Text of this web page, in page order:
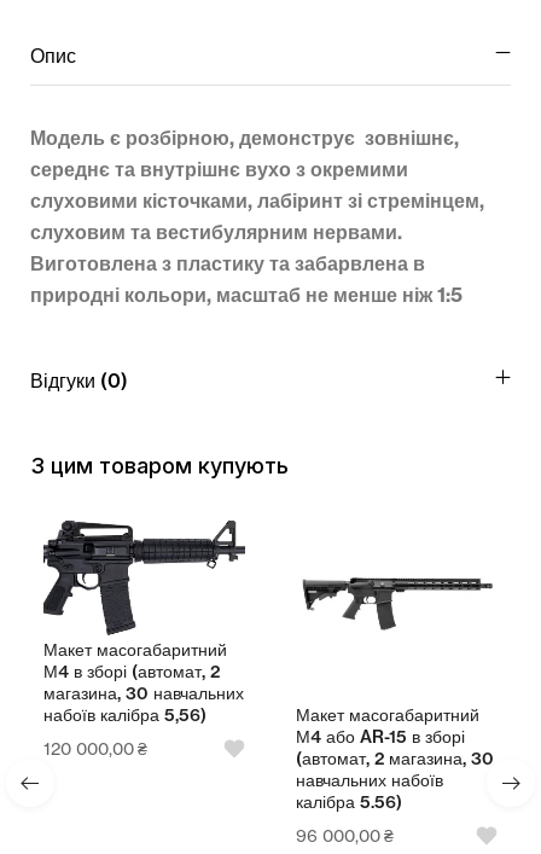
Підкатегорії відсутні.
Опис
Модель є розбірною, демонструє зовнішнє,
середнє та внутрішнє вухо з окремими
слуховими кісточками, лабіринт зі стремінцем,
слуховим та вестибулярним нервами.
Виготовлена з пластику та забарвлена в
природні кольори, масштаб не менше ніж 1:5
Відгуки (0)
З цим товаром купують
Макет масогабаритний
М4 в зборі (автомат, 2
магазина, 30 навчальних
набоїв калібра 5,56)
120 000,00₴
Макет масогабаритний
М4 або AR-15 в зборі
(автомат, 2 магазина, 30
навчальних набоїв
калібра 5.56)
96 000,00₴